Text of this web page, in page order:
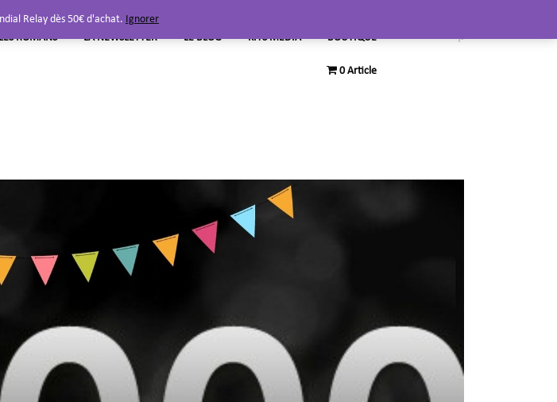
ROMANS LA NEWSLETTER LE BLOG KITS MEDIA BOUTIQUE
0 Article
Relay dès 50€ d'achat. Ignorer